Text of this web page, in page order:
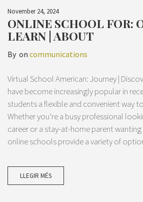
November 24, 2024
ONLINE SCHOOL FOR:
LEARN | ABOUT
By on communications
Virtual School American: Journey |
have become increasingly popular in
students a flexible and convenient way
Whether you’re a busy professional
career or a stay-at-home parent
online schools provide a variety of
LLEGIR MÉS